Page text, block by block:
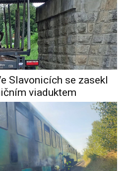
Slavonicích se zasekl
viaduktem